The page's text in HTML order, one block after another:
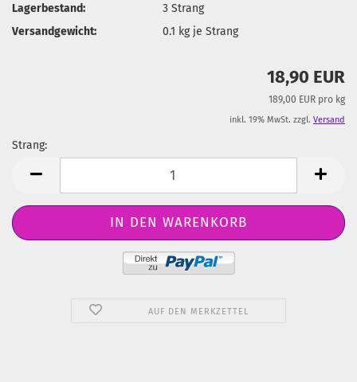
Lagerbestand: 3Strang
Versandgewicht:
0.1 kg je Strang
18,90 EUR
189,00 EUR pro kg
inkl. 19% MwSt. zzgl. Versand
Strang:
AUF DEN MERKZETTEL